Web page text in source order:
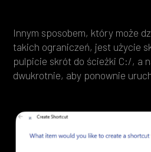
Innym sposobem, który może
takich ograniczeń, jest użycie
pulpicie skrót do ścieżki C:/, a
dwukrotnie, aby ponownie